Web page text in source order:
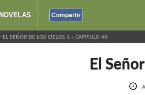
Compartir
EL SEÑOR DE LOS CIELOS 3 – CAPITULO 40
El